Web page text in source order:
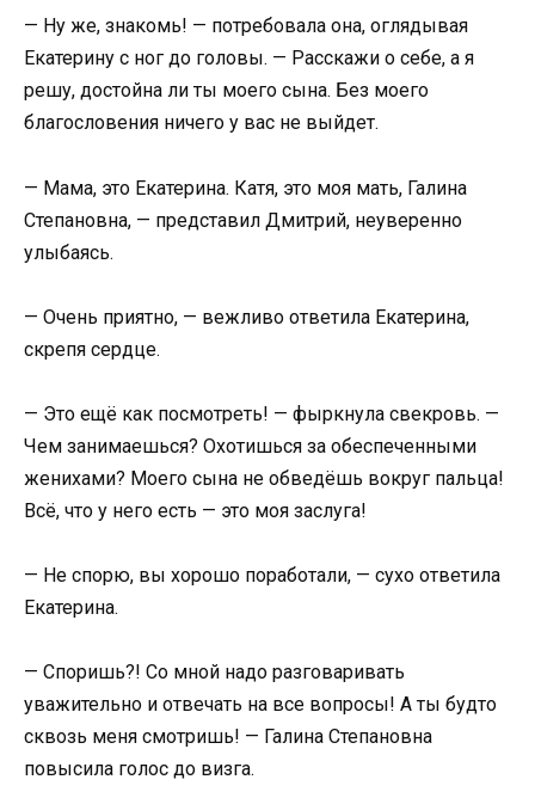
— Ну же, знакомь! — потребовала она, оглядывая
Екатерину с ног до головы. — Расскажи о себе, а я
решу, достойна ли ты моего сына. Без моего
благословения ничего у вас не выйдет.
— Мама, это Екатерина. Катя, это моя мать, Галина
Степановна, — представил Дмитрий, неуверенно
улыбаясь.
— Очень приятно, — вежливо ответила Екатерина,
скрепя сердце.
— Это ещё как посмотреть! — фыркнула свекровь. —
Чем занимаешься? Охотишься за обеспеченными
женихами? Моего сына не обведёшь вокруг пальца!
Всё, что у него есть — это моя заслуга!
— Не спорю, вы хорошо поработали, — сухо ответила
Екатерина.
— Споришь?! Со мной надо разговаривать
уважительно и отвечать на все вопросы! А ты будто
сквозь меня смотришь! — Галина Степановна
повысила голос до визга.